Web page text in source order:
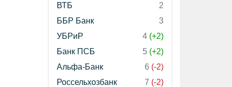
ВТБ
2
ББР Банк
3
УБРиР
4 (+2)
Банк ПСБ
5 (+2)
Альфа-Банк
6 (-2)
Россельхозбанк
7 (-2)